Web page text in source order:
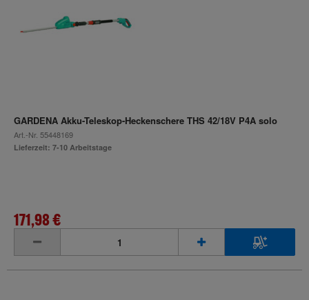
GARDENA Akku-Teleskop-Heckenschere THS 42/18V P4A solo
Art.-Nr. 55448169
Lieferzeit: 7-10 Arbeitstage
171,98 €